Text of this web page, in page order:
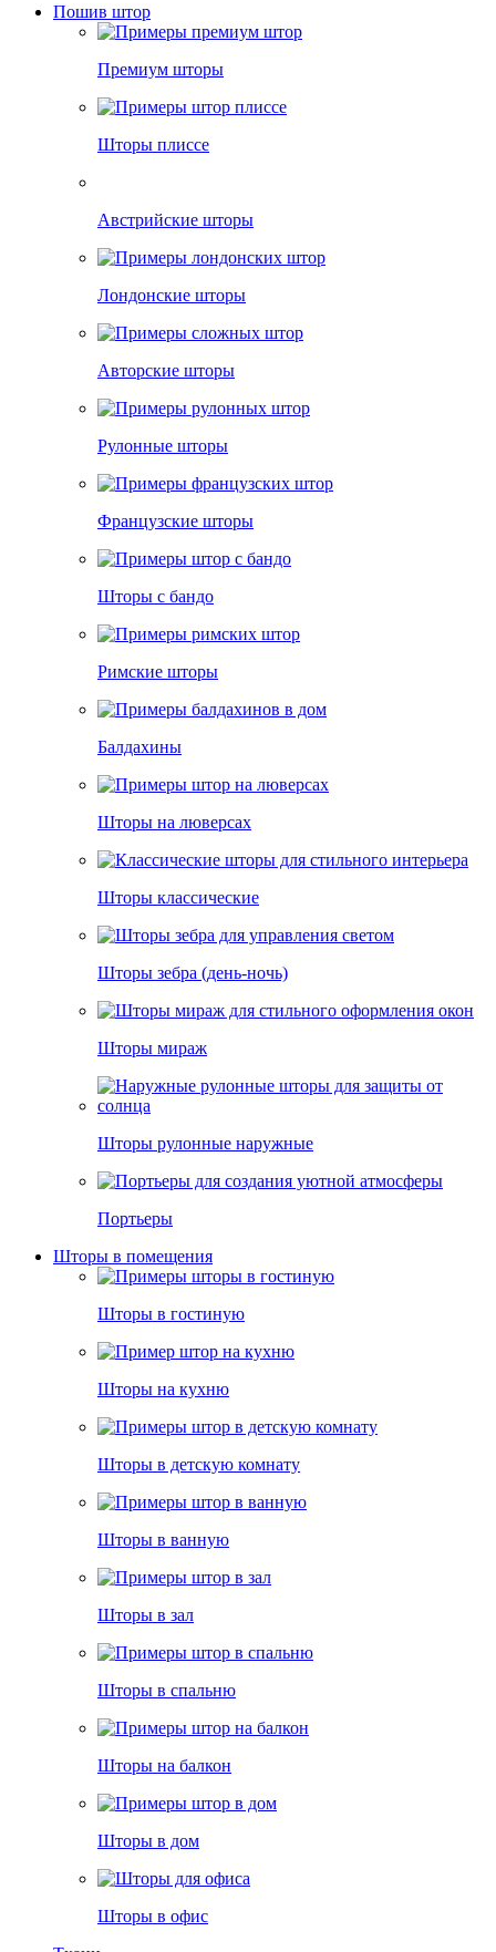
Пошив штор
Премиум шторы
Шторы плиссе
Австрийские шторы
Лондонские шторы
Авторские шторы
Рулонные шторы
Французские шторы
Шторы с бандо
Римские шторы
Балдахины
Шторы на люверсах
Шторы классические
Шторы зебра (день-ночь)
Шторы мираж
Шторы рулонные наружные
Портьеры
Шторы в помещения
Шторы в гостиную
Шторы на кухню
Шторы в детскую комнату
Шторы в ванную
Шторы в зал
Шторы в спальню
Шторы на балкон
Шторы в дом
Шторы в офис